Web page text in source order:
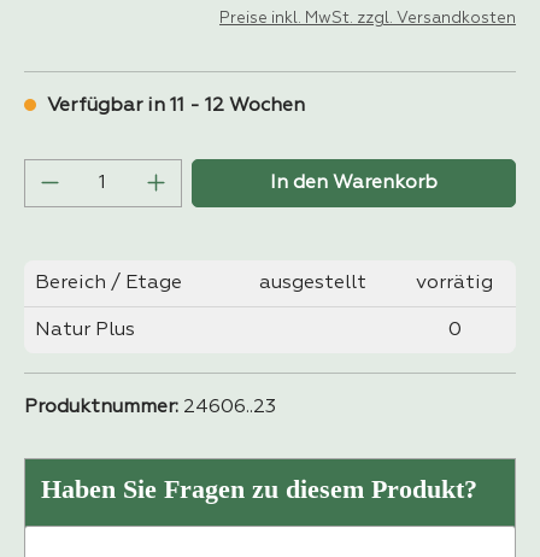
Preise inkl. MwSt. zzgl. Versandkosten
Verfügbar in 11 - 12 Wochen
Produkt Anzahl: Gib den gewünschten
In den Warenkorb
Bereich / Etage ausgestellt vorrätig
Natur Plus 0
Produktnummer: 24606..23
Haben Sie Fragen zu diesem Produkt?